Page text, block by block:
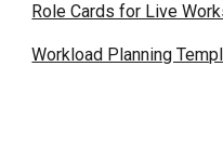
Role Cards for Live
Workload Planning